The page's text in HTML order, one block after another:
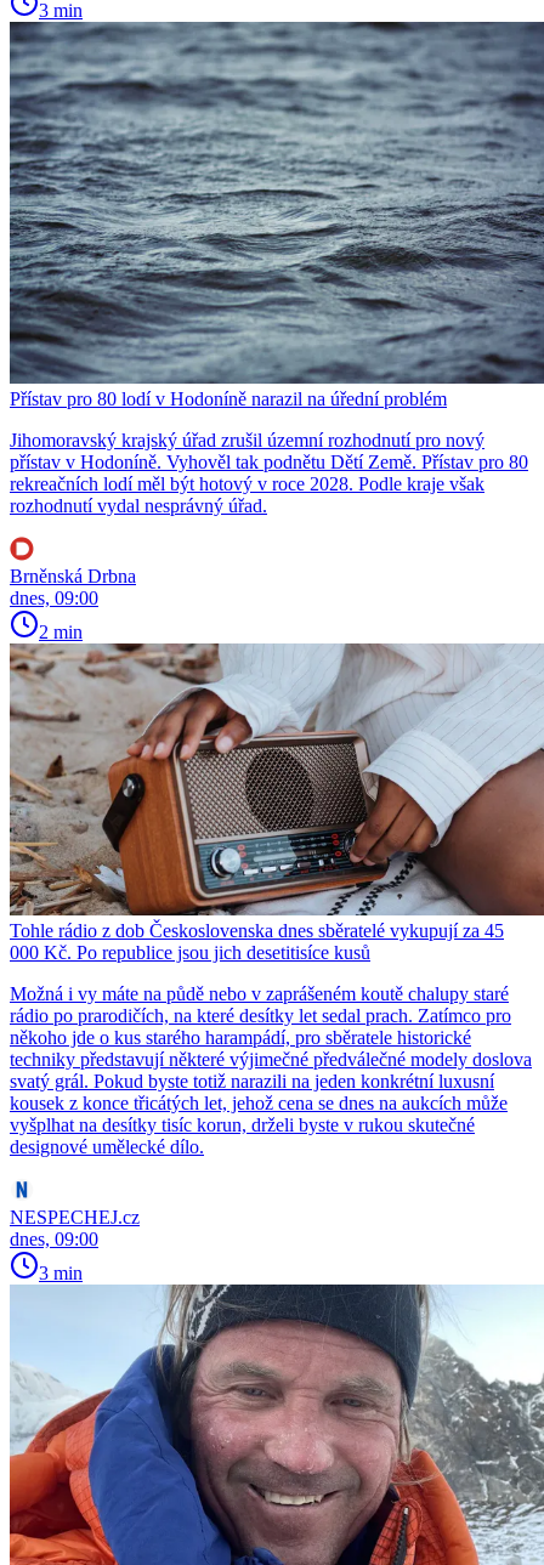
3 min
Přístav pro 80 lodí v Hodoníně narazil na úřední problém
Jihomoravský krajský úřad zrušil územní rozhodnutí pro nový
přístav v Hodoníně. Vyhověl tak podnětu Dětí Země. Přístav pro 80
rekreačních lodí měl být hotový v roce 2028. Podle kraje však
rozhodnutí vydal nesprávný úřad.
Brněnská Drbna
dnes, 09:00
2 min
Tohle rádio z dob Československa dnes sběratelé vykupují za 45
000 Kč. Po republice jsou jich desetitisíce kusů
Možná i vy máte na půdě nebo v zaprášeném koutě chalupy staré
rádio po prarodičích, na které desítky let sedal prach. Zatímco pro
někoho jde o kus starého harampádí, pro sběratele historické
techniky představují některé výjimečné předválečné modely doslova
svatý grál. Pokud byste totiž narazili na jeden konkrétní luxusní
kousek z konce třicátých let, jehož cena se dnes na aukcích může
vyšplhat na desítky tisíc korun, drželi byste v rukou skutečné
designové umělecké dílo.
NESPECHEJ.cz
dnes, 09:00
3 min